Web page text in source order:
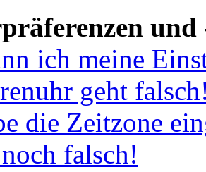
und
ich meine
geht
die Zeitzone
falsch!